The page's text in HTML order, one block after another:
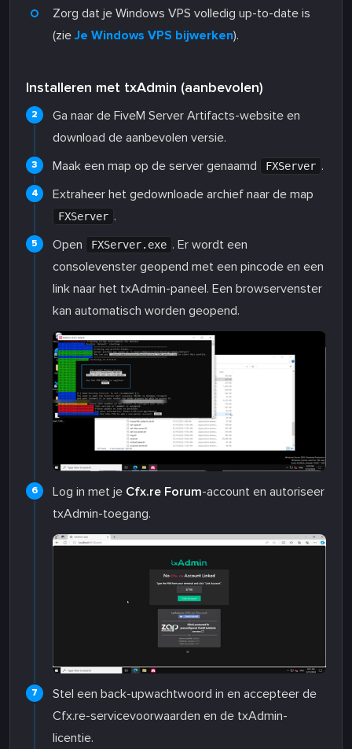
Zorg dat je Windows VPS volledig up-to-date is
(zie Je Windows VPS bijwerken).
Installeren met txAdmin (aanbevolen)
Ga naar de FiveM Server Artifacts-website en
download de aanbevolen versie.
Maak een map op de server genaamd
FXServer .
Extraheer het gedownloade archief naar de map
FXServer .
Open
FXServer.exe . Er wordt een
consolevenster geopend met een pincode en een
link naar het txAdmin-paneel. Een browservenster
kan automatisch worden geopend.
Log in met je Cfx.re Forum-account en autoriseer
txAdmin-toegang.
Stel een back-upwachtwoord in en accepteer de
Cfx.re-servicevoorwaarden en de txAdmin-
licentie.